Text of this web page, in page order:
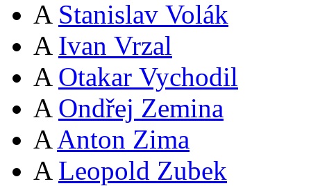
A Stanislav Volák
A Ivan Vrzal
A Otakar Vychodil
A Ondřej Zemina
A Anton Zima
A Leopold Zubek